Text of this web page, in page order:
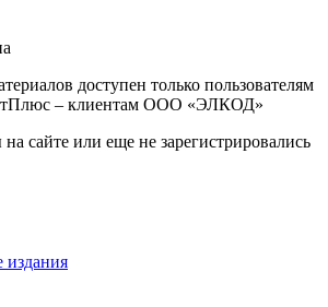
доступен только пользователям
– клиентам ООО «ЭЛКОД»
сайте или еще не зарегистрировались
издания